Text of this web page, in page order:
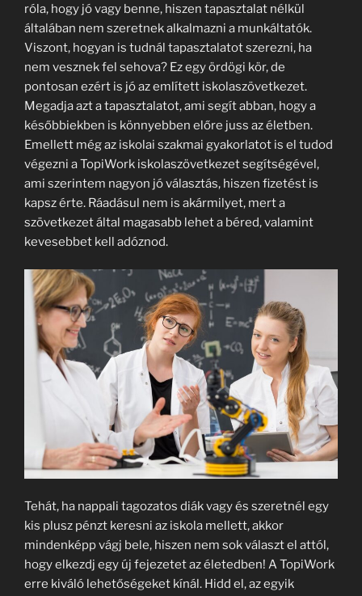
róla, hogy jó vagy benne, hiszen tapasztalat nélkül
általában nem szeretnek alkalmazni a munkáltatók.
Viszont, hogyan is tudnál tapasztalatot szerezni, ha
nem vesznek fel sehova? Ez egy ördögi kör, de
pontosan ezért is jó az említett iskolaszövetkezet.
Megadja azt a tapasztalatot, ami segít abban, hogy a
későbbiekben is könnyebben előre juss az életben.
Emellett még az iskolai szakmai gyakorlatot is el tudod
végezni a TopiWork iskolaszövetkezet segítségével,
ami szerintem nagyon jó választás, hiszen fizetést is
kapsz érte. Ráadásul nem is akármilyet, mert a
szövetkezet által magasabb lehet a béred, valamint
kevesebbet kell adóznod.
Tehát, ha nappali tagozatos diák vagy és szeretnél egy
kis plusz pénzt keresni az iskola mellett, akkor
mindenképp vágj bele, hiszen nem sok választ el attól,
hogy elkezdj egy új fejezetet az életedben! A TopiWork
erre kiváló lehetőségeket kínál. Hidd el, az egyik